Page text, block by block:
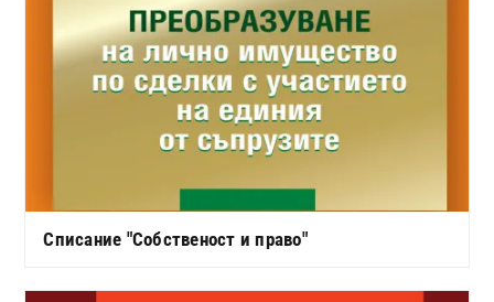
Списание "Собственост и право"